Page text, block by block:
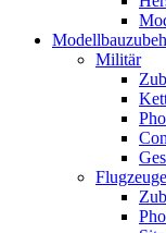
Militär
Flugzeuge